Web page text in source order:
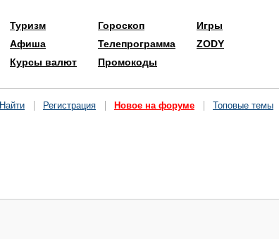
Туризм
Афиша
Курсы валют
Гороскоп
Телепрограмма
Промокоды
Игры
ZODY
Найти Регистрация Новое на форуме Топовые темы